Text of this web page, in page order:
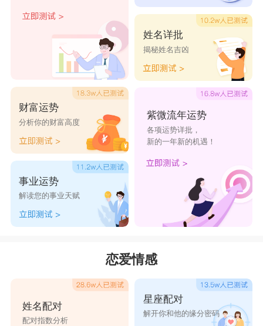
财富运势
分析你的财富高度
事业运势
解读您的事业天赋
姓名详批
揭秘姓名吉凶
紫微流年运势
各项运势详批，
新的一年新的机遇！
恋爱情感
姓名配对
配对指数分析
星座配对
解开你和他的缘分密码